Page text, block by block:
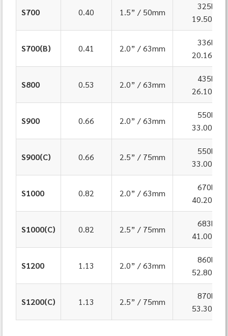
S700 0.40 1.5” / 50mm
325lpm
19.50m³/
S700(B) 0.41 2.0” / 63mm
336lpm
20.16m³/
S800 0.53 2.0” / 63mm
435lpm
26.10m³/
S900 0.66 2.0” / 63mm
550lpm
33.00m³/
S900(C) 0.66 2.5” / 75mm
550lpm
33.00m³/
S1000 0.82 2.0” / 63mm
670lpm
40.20m³/
S1000(C) 0.82 2.5” / 75mm
683lpm
41.00m³/
S1200 1.13 2.0” / 63mm
860lpm
52.80m³/
S1200(C) 1.13 2.5” / 75mm
870lpm
53.30m³/